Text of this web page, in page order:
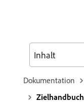
Dokumentation
Zielhandbuch
Inhalt